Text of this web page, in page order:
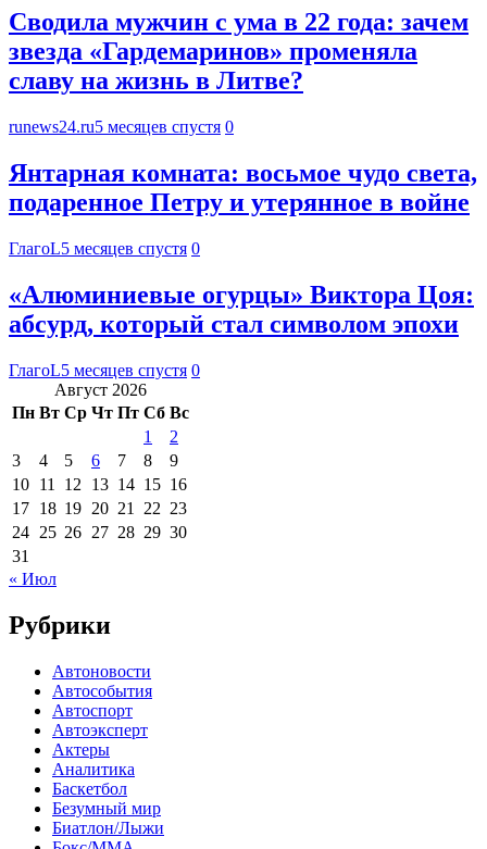
Сводила мужчин с ума в 22 года: зачем
звезда «Гардемаринов» променяла
славу на жизнь в Литве?
runews24.ru5 месяцев спустя 0
Янтарная комната: восьмое чудо света,
подаренное Петру и утерянное в войне
ГлагоL5 месяцев спустя 0
«Алюминиевые огурцы» Виктора Цоя:
абсурд, который стал символом эпохи
ГлагоL5 месяцев спустя 0
Август 2026
Пн Вт Ср Чт Пт Сб Вс
1
2
3
4 5 6 7 8
9
10 11 12 13 14 15 16
17 18 19 20 21 22 23
24 25 26 27 28 29 30
31
« Июл
Рубрики
Автоновости
Автособытия
Автоспорт
Автоэксперт
Актеры
Аналитика
Баскетбол
Безумный мир
Биатлон/Лыжи